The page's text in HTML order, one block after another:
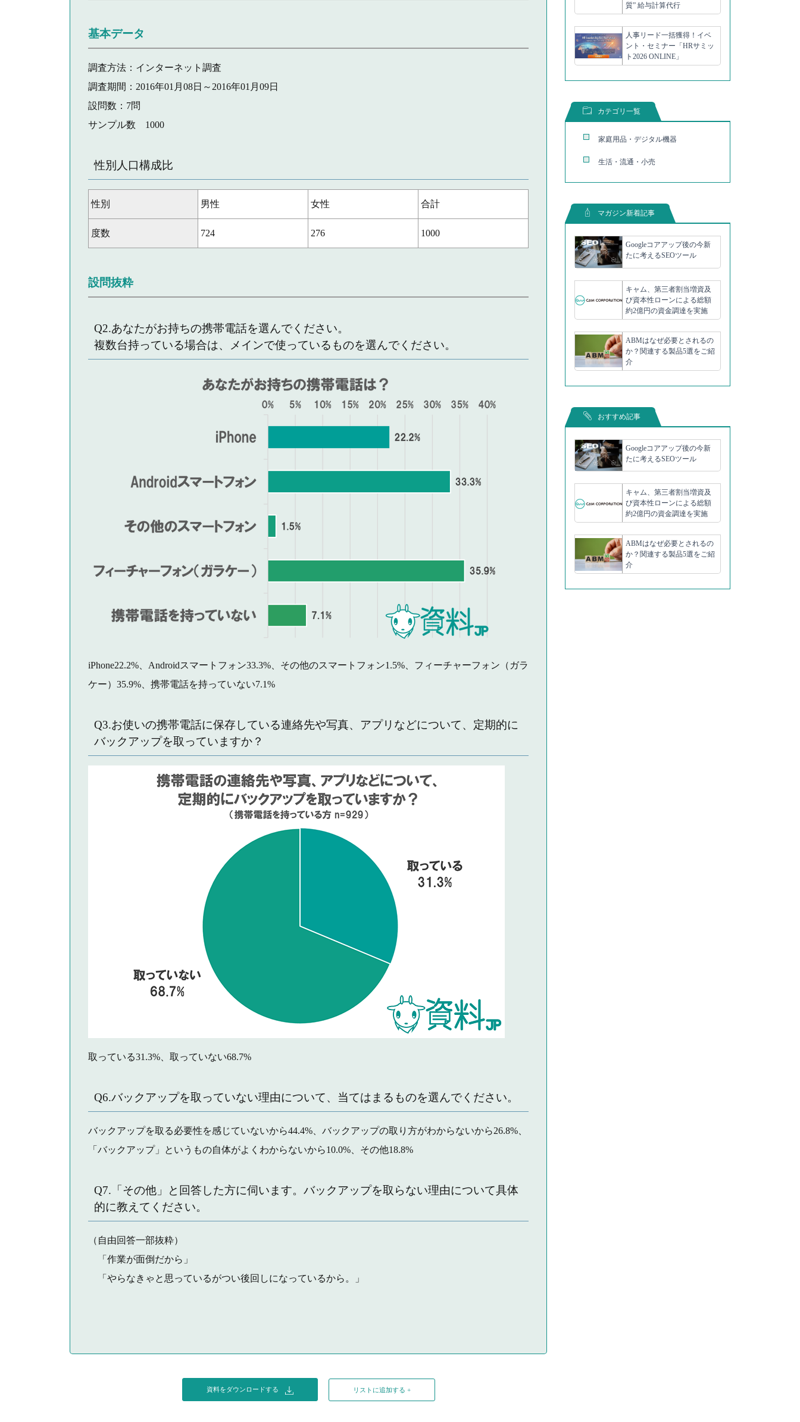
基本データ
調査方法：インターネット調査
調査期間：2016年01月08日～2016年01月09日
設問数：7問
サンプル数 1000
性別人口構成比
性別 男性 女性 合計
度数 724 276 1000
設問抜粋
Q2.あなたがお持ちの携帯電話を選んでください。
複数台持っている場合は、メインで使っているものを選んでください。
iPhone22.2%、Androidスマートフォン33.3%、その他のスマートフォン1.5%、フィーチャーフォン（ガラ
ケー）35.9%、携帯電話を持っていない7.1%
Q3.お使いの携帯電話に保存している連絡先や写真、アプリなどについて、定期的に
バックアップを取っていますか？
取っている31.3%、取っていない68.7%
Q6.バックアップを取っていない理由について、当てはまるものを選んでください。
バックアップを取る必要性を感じていないから44.4%、バックアップの取り方がわからないから26.8%、
「バックアップ」というもの自体がよくわからないから10.0%、その他18.8%
Q7.「その他」と回答した方に伺います。バックアップを取らない理由について具体
的に教えてください。
（自由回答一部抜粋）
「作業が面倒だから」
「やらなきゃと思っているがつい後回しになっているから。」
資料をダウンロードする リストに追加する +
質” 給与計算代行
人事リード一括獲得！イベ
ント・セミナー「HRサミッ
ト2026 ONLINE」
カテゴリ一覧
家庭用品・デジタル機器
生活・流通・小売
マガジン新着記事
Googleコアアップ後の今新
たに考えるSEOツール
キャム、第三者割当増資及
び資本性ローンによる総額
約2億円の資金調達を実施
ABMはなぜ必要とされるの
か？関連する製品5選をご紹
介
おすすめ記事
Googleコアアップ後の今新
たに考えるSEOツール
キャム、第三者割当増資及
び資本性ローンによる総額
約2億円の資金調達を実施
ABMはなぜ必要とされるの
か？関連する製品5選をご紹
介